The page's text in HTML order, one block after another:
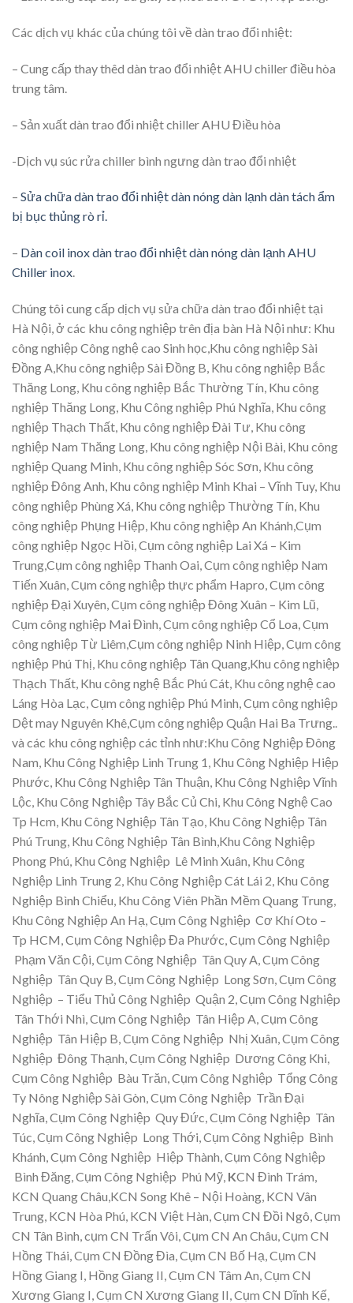
Các dịch vụ khác của chúng tôi về dàn trao đổi nhiệt:
– Cung cấp thay thêd dàn trao đổi nhiệt AHU chiller điều hòa
trung tâm.
– Sản xuất dàn trao đổi nhiệt chiller AHU Điều hòa
-Dịch vụ súc rửa chiller bình ngưng dàn trao đổi nhiệt
– Sửa chữa dàn trao đổi nhiệt dàn nóng dàn lạnh dàn tách ẩm
bị bục thủng rò rỉ.
– Dàn coil inox dàn trao đổi nhiệt dàn nóng dàn lạnh AHU
Chiller inox.
Chúng tôi cung cấp dịch vụ sửa chữa dàn trao đổi nhiệt tại
Hà Nội, ở các khu công nghiệp trên địa bàn Hà Nội như: Khu
công nghiệp Công nghệ cao Sinh học,Khu công nghiệp Sài
Đồng A,Khu công nghiệp Sài Đồng B, Khu công nghiệp Bắc
Thăng Long, Khu công nghiệp Bắc Thường Tín, Khu công
nghiệp Thăng Long, Khu Công nghiệp Phú Nghĩa, Khu công
nghiệp Thạch Thất, Khu công nghiệp Đài Tư, Khu công
nghiệp Nam Thăng Long, Khu công nghiệp Nội Bài, Khu công
nghiệp Quang Minh, Khu công nghiệp Sóc Sơn, Khu công
nghiệp Đông Anh, Khu công nghiệp Minh Khai – Vĩnh Tuy, Khu
công nghiệp Phùng Xá, Khu công nghiệp Thường Tín, Khu
công nghiệp Phụng Hiệp, Khu công nghiệp An Khánh,Cụm
công nghiệp Ngọc Hồi, Cụm công nghiệp Lai Xá – Kim
Trung,Cụm công nghiệp Thanh Oai, Cụm công nghiệp Nam
Tiến Xuân, Cụm công nghiệp thực phẩm Hapro, Cụm công
nghiệp Đại Xuyên, Cụm công nghiệp Đông Xuân – Kim Lũ,
Cụm công nghiệp Mai Đình, Cụm công nghiệp Cổ Loa, Cụm
công nghiệp Từ Liêm,Cụm công nghiệp Ninh Hiệp, Cụm công
nghiệp Phú Thị, Khu công nghiệp Tân Quang,Khu công nghiệp
Thạch Thất, Khu công nghệ Bắc Phú Cát, Khu công nghệ cao
Láng Hòa Lạc, Cụm công nghiệp Phú Minh, Cụm công nghiệp
Dệt may Nguyên Khê,Cụm công nghiệp Quận Hai Ba Trưng..
và các khu công nghiệp các tỉnh như:Khu Công Nghiệp Đông
Nam, Khu Công Nghiệp Linh Trung 1, Khu Công Nghiệp Hiệp
Phước, Khu Công Nghiệp Tân Thuận, Khu Công Nghiệp Vĩnh
Lộc, Khu Công Nghiệp Tây Bắc Củ Chi, Khu Công Nghệ Cao
Tp Hcm, Khu Công Nghiệp Tân Tạo, Khu Công Nghiệp Tân
Phú Trung, Khu Công Nghiệp Tân Bình,Khu Công Nghiệp
Phong Phú, Khu Công Nghiệp Lê Minh Xuân, Khu Công
Nghiệp Linh Trung 2, Khu Công Nghiệp Cát Lái 2, Khu Công
Nghiệp Bình Chiểu, Khu Công Viên Phần Mềm Quang Trung,
Khu Công Nghiệp An Hạ, Cụm Công Nghiệp Cơ Khí Oto –
Tp HCM, Cụm Công Nghiệp Đa Phước, Cụm Công Nghiệp
Phạm Văn Cội, Cụm Công Nghiệp Tân Quy A, Cụm Công
Nghiệp Tân Quy B, Cụm Công Nghiệp Long Sơn, Cụm Công
Nghiệp – Tiểu Thủ Công Nghiệp Quận 2, Cụm Công Nghiệp
Tân Thới Nhì, Cụm Công Nghiệp Tân Hiệp A, Cụm Công
Nghiệp Tân Hiệp B, Cụm Công Nghiệp Nhị Xuân, Cụm Công
Nghiệp Đông Thạnh, Cụm Công Nghiệp Dương Công Khi,
Cụm Công Nghiệp Bàu Trăn, Cụm Công Nghiệp Tổng Công
Ty Nông Nghiệp Sài Gòn, Cụm Công Nghiệp Trần Đại
Nghĩa, Cụm Công Nghiệp Quy Đức, Cụm Công Nghiệp Tân
Túc, Cụm Công Nghiệp Long Thới, Cụm Công Nghiệp Bình
Khánh, Cụm Công Nghiệp Hiệp Thành, Cụm Công Nghiệp
Bình Đăng, Cụm Công Nghiệp Phú Mỹ, KCN Đình Trám,
KCN Quang Châu,KCN Song Khê – Nội Hoàng, KCN Vân
Trung, KCN Hòa Phú, KCN Việt Hàn, Cụm CN Đồi Ngô, Cụm
CN Tân Bình, cụm CN Trấn Vôi, Cụm CN An Châu, Cụm CN
Hồng Thái, Cụm CN Đồng Đìa, Cụm CN Bố Hạ, Cụm CN
Hồng Giang I, Hồng Giang II, Cụm CN Tâm An, Cụm CN
Xương Giang I, Cụm CN Xương Giang II, Cụm CN Dĩnh Kế,